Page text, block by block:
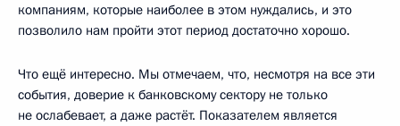
компаниям, которые наиболее в этом нуждались, и это
позволило нам пройти этот период достаточно хорошо.
Что ещё интересно. Мы отмечаем, что, несмотря на все эти
события, доверие к банковскому сектору не только
не ослабевает, а даже растёт. Показателем является